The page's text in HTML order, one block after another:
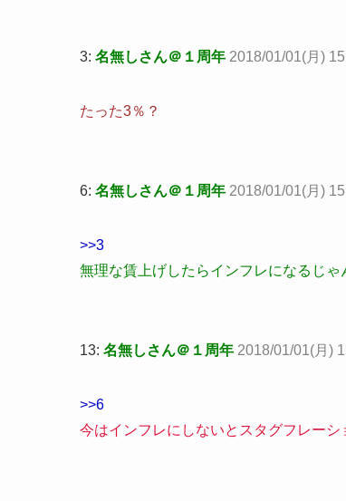
3: 名無しさん＠１周年 2018/01/01(月)
たった3％？
6: 名無しさん＠１周年 2018/01/01(月)
>>3
無理な賃上げしたらインフレになるじゃ
13: 名無しさん＠１周年 2018/01/01(月)
>>6
今はインフレにしないとスタグフレーシ